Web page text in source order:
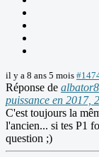
il y a 8 ans 5 mois
Réponse de
puissance en 2017,
C'est toujours la
l'ancien... si tes P1
question ;)